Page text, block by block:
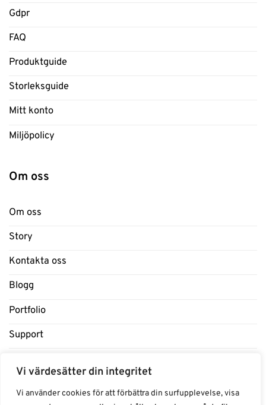
Vi värdesätter din integritet
Vi använder cookies för att förbättra din surfupplevelse, visa
Gdpr
FAQ
Produktguide
Storleksguide
Mitt konto
Miljöpolicy
Om oss
Om oss
Story
Kontakta oss
Blogg
Portfolio
Support